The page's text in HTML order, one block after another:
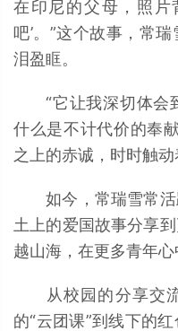
在印尼的父母，照片
吧’。”这个故事，常
泪盈眶。
“它让我深切体会
什么是不计代价的奉
之上的赤诚，时时触动
如今，常瑞雪常活
土上的爱国故事分享
越山海，在更多青年心
从校园的分享交流
的“云团课”到线下的